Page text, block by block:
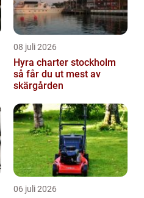
08 juli 2026
Hyra charter stockholm
så får du ut mest av
skärgården
06 juli 2026